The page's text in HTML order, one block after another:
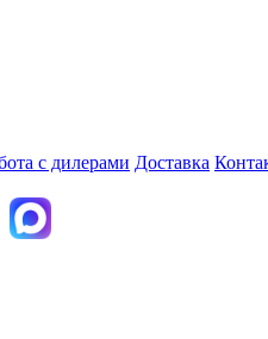
с дилерами Доставка